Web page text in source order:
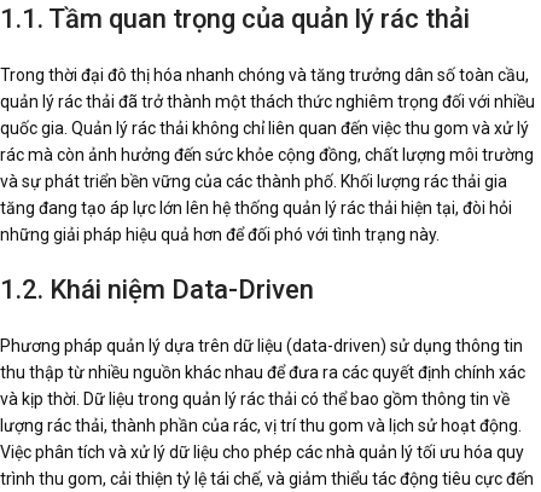
1.1. Tầm quan trọng của quản lý rác thải
Trong thời đại đô thị hóa nhanh chóng và tăng trưởng dân số toàn cầu,
quản lý rác thải đã trở thành một thách thức nghiêm trọng đối với nhiều
quốc gia. Quản lý rác thải không chỉ liên quan đến việc thu gom và xử lý
rác mà còn ảnh hưởng đến sức khỏe cộng đồng, chất lượng môi trường
và sự phát triển bền vững của các thành phố. Khối lượng rác thải gia
tăng đang tạo áp lực lớn lên hệ thống quản lý rác thải hiện tại, đòi hỏi
những giải pháp hiệu quả hơn để đối phó với tình trạng này.
1.2. Khái niệm Data-Driven
Phương pháp quản lý dựa trên dữ liệu (data-driven) sử dụng thông tin
thu thập từ nhiều nguồn khác nhau để đưa ra các quyết định chính xác
và kịp thời. Dữ liệu trong quản lý rác thải có thể bao gồm thông tin về
lượng rác thải, thành phần của rác, vị trí thu gom và lịch sử hoạt động.
Việc phân tích và xử lý dữ liệu cho phép các nhà quản lý tối ưu hóa quy
trình thu gom, cải thiện tỷ lệ tái chế, và giảm thiểu tác động tiêu cực đến